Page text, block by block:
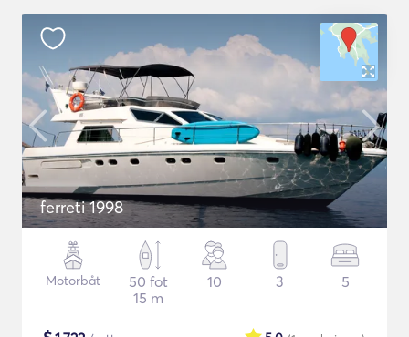
ferreti 1998
Motorbåt
50 fot
15 m
10 3 5